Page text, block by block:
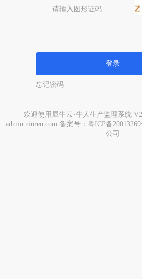
登录
忘记密码
欢迎使用犀牛云·牛人生产监理系统
admin.niuren.com 备案号：粤ICP备
公司